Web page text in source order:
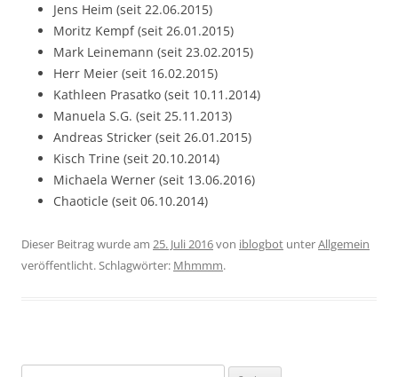
Jens Heim (seit 22.06.2015)
Moritz Kempf (seit 26.01.2015)
Mark Leinemann (seit 23.02.2015)
Herr Meier (seit 16.02.2015)
Kathleen Prasatko (seit 10.11.2014)
Manuela S.G. (seit 25.11.2013)
Andreas Stricker (seit 26.01.2015)
Kisch Trine (seit 20.10.2014)
Michaela Werner (seit 13.06.2016)
Chaoticle (seit 06.10.2014)
Dieser Beitrag wurde am 25. Juli 2016von iblogbot unterAllgemein
veröffentlicht. Schlagwörter: Mhmmm.